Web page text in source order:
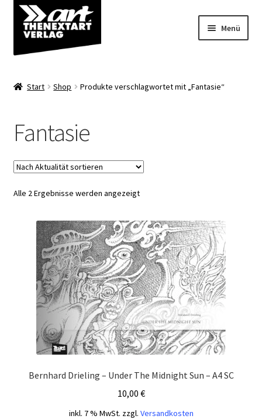
Zur
Navigation
springen
Zum
Inhalt
springen
Menü
Über uns
Start Shop Produkte verschlagwortet mit „Fantasie“
Fantasie
Alle 2 Ergebnisse werden angezeigtNach
Bernhard Drieling – Under The Midnight Sun – A4 SC
10,00 €
inkl. 7 % MwSt. zzgl. Versandkosten